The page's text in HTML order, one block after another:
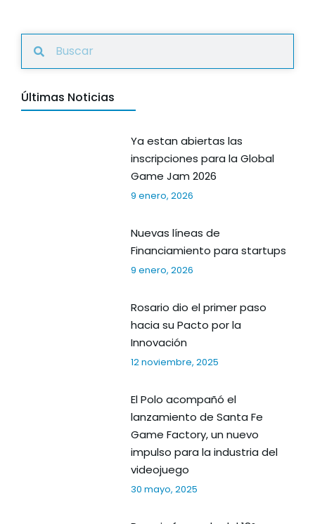
Últimas Noticias
Ya estan abiertas las
inscripciones para la Global
Game Jam 2026
9 enero, 2026
Nuevas líneas de
Financiamiento para startups
9 enero, 2026
Rosario dio el primer paso
hacia su Pacto por la
Innovación
12 noviembre, 2025
El Polo acompañó el
lanzamiento de Santa Fe
Game Factory, un nuevo
impulso para la industria del
videojuego
30 mayo, 2025